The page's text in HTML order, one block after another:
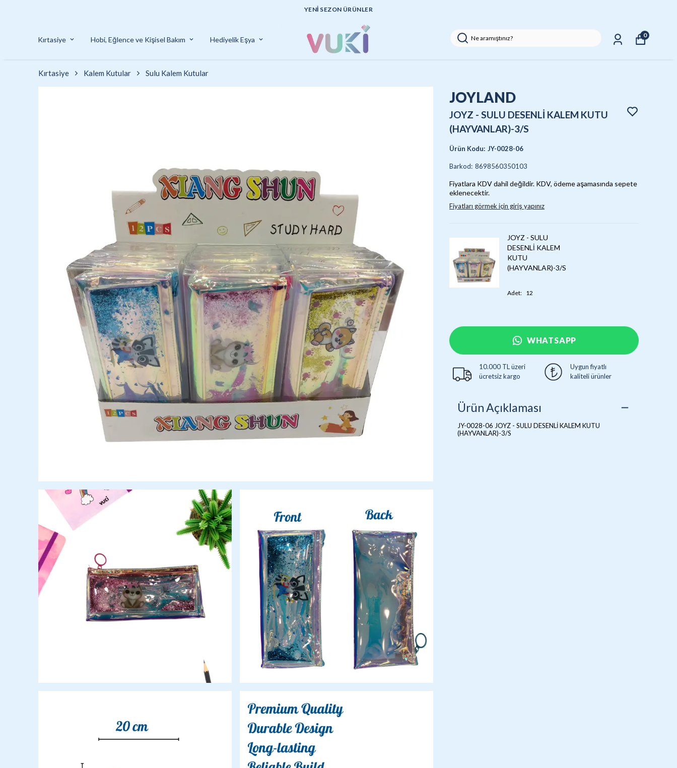
UYGUN FİYATLI KALİTELİ ÜRÜNLER
Kırtasiye Hobi, Eğlence ve Kişisel Bakım Hediyelik Eşya
0
Kırtasiye Kalem Kutular Sulu Kalem Kutular
JOYLAND
JOYZ - SULU DESENLİ KALEM KUTU
(HAYVANLAR)-3/S
Ürün Kodu: JY-0028-06
Barkod: 8698560350103
Fiyatlara KDV dahil değildir. KDV, ödeme aşamasında sepete
eklenecektir.
Fiyatları görmek için giriş yapınız
JOYZ - SULU
DESENLİ KALEM
KUTU
(HAYVANLAR)-3/S
Adet: 12
WHATSAPP
10.000 TL üzeri
ücretsiz kargo
Uygun fiyatlı
kaliteli ürünler
Ürün Açıklaması
JY-0028-06 JOYZ - SULU DESENLİ KALEM KUTU
(HAYVANLAR)-3/S